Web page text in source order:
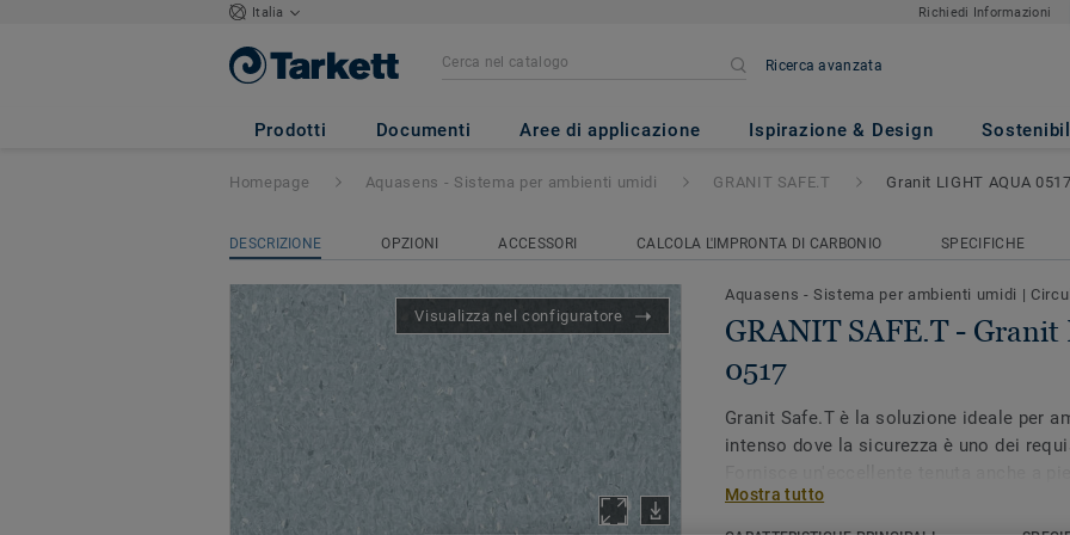
Italia Richiedi Informazioni
Ricerca avanzata
Prodotti Documenti Aree di applicazione Ispirazione & Design
GRANIT SAFE.T - Granit LIGHT AQUA 0517
Homepage Aquasens - Sistema per ambienti umidi GRANIT SAFE.T Granit LIGHT AQUA
DESCRIZIONE OPZIONI ACCESSORI CALCOLA L'IMPRONTA DI CARBONIO SPECIFICHE
Visualizza nel configuratore
Aquasens - Sistema per ambienti umidi |
GRANIT SAFE.T -
0517
Granit Safe.T è la soluzione ideale per
intenso dove la sicurezza è uno dei
rischio di scivolamenti, anche in
sulla superficie. Lo speciale
Mostra tutto